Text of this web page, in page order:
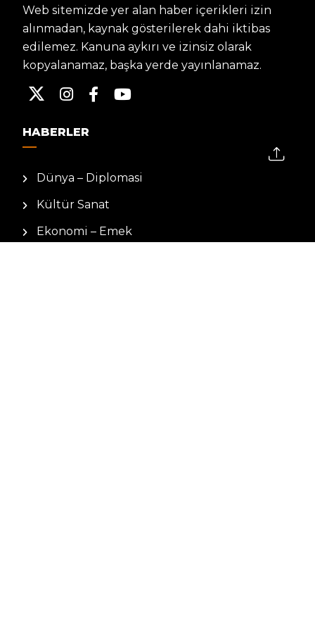
Web sitemizde yer alan haber içerikleri izin
alınmadan, kaynak gösterilerek dahi iktibas
edilemez. Kanuna aykırı ve izinsiz olarak
kopyalanamaz, başka yerde yayınlanamaz.
HABERLER
Dünya – Diplomasi
Kültür Sanat
Ekonomi – Emek